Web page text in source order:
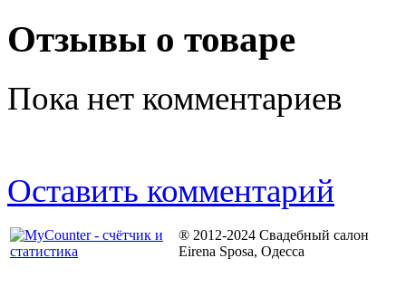
Отзывы о товаре
Пока нет комментариев
Оставить комментарий
® 2012-2024 Свадебный салон
Eirena Sposa, Одесса